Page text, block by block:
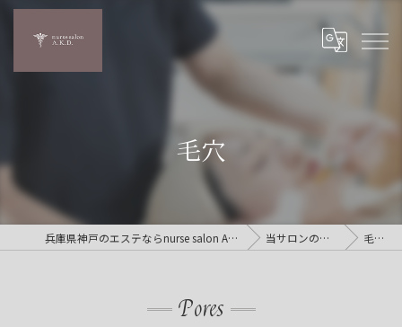
毛穴
兵庫県神戸のエステならnurse salon A.K.D. 当サロンの特徴 毛穴
Pores